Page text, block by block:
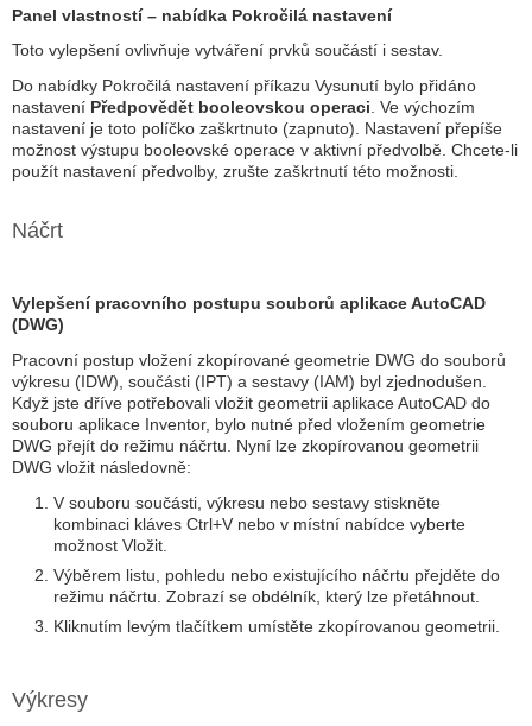
Panel vlastností – nabídka Pokročilá nastavení
Toto vylepšení ovlivňuje vytváření prvků součástí i sestav.
Do nabídky Pokročilá nastavení příkazu Vysunutí bylo přidáno
nastavení Předpovědět booleovskou operaci. Ve výchozím
nastavení je toto políčko zaškrtnuto (zapnuto). Nastavení přepíše
možnost výstupu booleovské operace v aktivní předvolbě. Chcete-li
použít nastavení předvolby, zrušte zaškrtnutí této možnosti.
Náčrt
Vylepšení pracovního postupu souborů aplikace AutoCAD
(DWG)
Pracovní postup vložení zkopírované geometrie DWG do souborů
výkresu (IDW), součásti (IPT) a sestavy (IAM) byl zjednodušen.
Když jste dříve potřebovali vložit geometrii aplikace AutoCAD do
souboru aplikace Inventor, bylo nutné před vložením geometrie
DWG přejít do režimu náčrtu. Nyní lze zkopírovanou geometrii
DWG vložit následovně:
V souboru součásti, výkresu nebo sestavy stiskněte
kombinaci kláves Ctrl+V nebo v místní nabídce vyberte
možnost Vložit.
Výběrem listu, pohledu nebo existujícího náčrtu přejděte do
režimu náčrtu. Zobrazí se obdélník, který lze přetáhnout.
Kliknutím levým tlačítkem umístěte zkopírovanou geometrii.
Výkresy